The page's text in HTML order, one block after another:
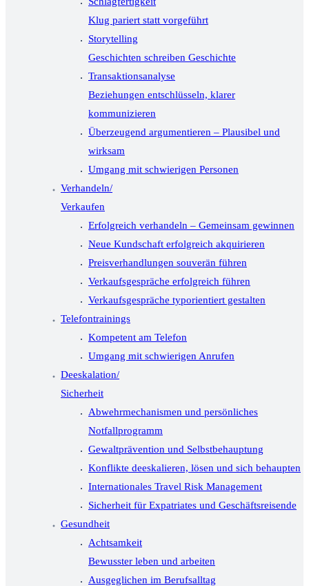
Klug pariert statt vorgeführt
Storytelling
Geschichten schreiben Geschichte
Transaktionsanalyse
Beziehungen entschlüsseln, klarer
kommunizieren
Überzeugend argumentieren – Plausibel und
wirksam
Umgang mit schwierigen Personen
Verhandeln/
Verkaufen
Erfolgreich verhandeln – Gemeinsam gewinnen
Neue Kundschaft erfolgreich akquirieren
Preisverhandlungen souverän führen
Verkaufsgespräche erfolgreich führen
Verkaufsgespräche typorientiert gestalten
Telefontrainings
Kompetent am Telefon
Umgang mit schwierigen Anrufen
Deeskalation/
Sicherheit
Abwehrmechanismen und persönliches
Notfallprogramm
Gewaltprävention und Selbstbehauptung
Konflikte deeskalieren, lösen und sich behaupten
Internationales Travel Risk Management
Sicherheit für Expatriates und Geschäftsreisende
Gesundheit
Achtsamkeit
Bewusster leben und arbeiten
Ausgeglichen im Berufsalltag